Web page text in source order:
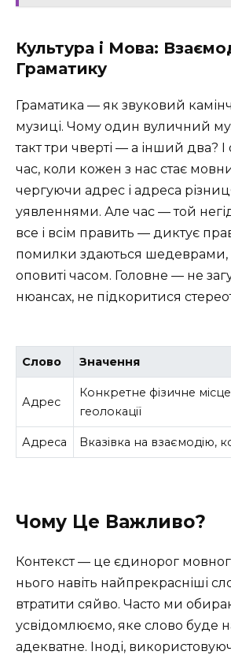
Культура і Мова:
Граматику
Граматика — як звуковий
музиці. Чому один вуличний
такт три чверті — а інший два?
час, коли кожен з нас стає
чергуючи адрес і адреса
уявленнями. Але час — той
все і всім править — диктує
помилки здаються шедеврами,
оповиті часом. Головне — не
нюансах, не підкоритися
Слово Значення
Адрес
Конкретне фізичне
геолокації
Адреса Вказівка на взаємодію,
Чому Це Важливо?
Контекст — це єдинорог
нього навіть найпрекрасніші
втратити сяйво. Часто ми
усвідомлюємо, яке слово буде
адекватне. Іноді,